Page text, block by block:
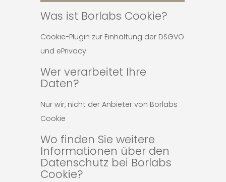
Was ist Borlabs Cookie?
Cookie-Plugin zur Einhaltung der DSGVO
und ePrivacy
Wer verarbeitet Ihre
Daten?
Nur wir, nicht der Anbieter von Borlabs
Cookie
Wo finden Sie weitere
Informationen über den
Datenschutz bei Borlabs
Cookie?